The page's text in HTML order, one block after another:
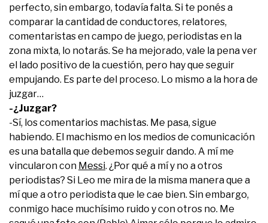
perfecto, sin embargo, todavía falta. Si te ponés a
comparar la cantidad de conductores, relatores,
comentaristas en campo de juego, periodistas en la
zona mixta, lo notarás. Se ha mejorado, vale la pena ver
el lado positivo de la cuestión, pero hay que seguir
empujando. Es parte del proceso. Lo mismo a la hora de
juzgar…
-¿Juzgar?
-Sí, los comentarios machistas. Me pasa, sigue
habiendo. El machismo en los medios de comunicación
es una batalla que debemos seguir dando. A mí me
vincularon con Messi. ¿Por qué a mí y no a otros
periodistas? Si Leo me mira de la misma manera que a
mí que a otro periodista que le cae bien. Sin embargo,
conmigo hace muchísimo ruido y con otros no. Me